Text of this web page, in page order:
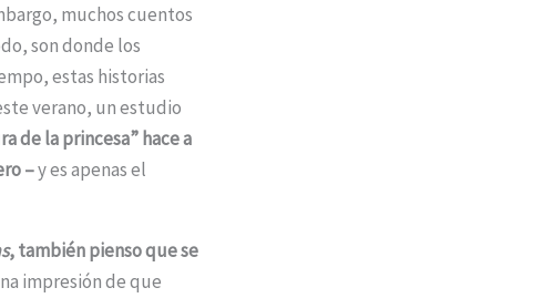
muchos cuentos
son donde los
estas historias
verano, un estudio
de la princesa” hace a
–y es apenas el
, también pienso que se
impresión de que